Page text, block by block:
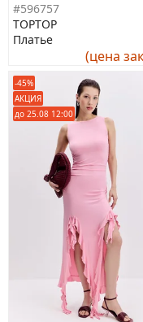
#596757
TOPTOP
Платье
(цена
-45%
АКЦИЯ
до 25.08 12:00